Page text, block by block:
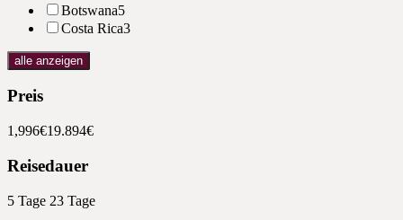
Botswana5
Costa Rica3
alle anzeigen
Preis
1,996€19.894€
Reisedauer
5 Tage 23 Tage